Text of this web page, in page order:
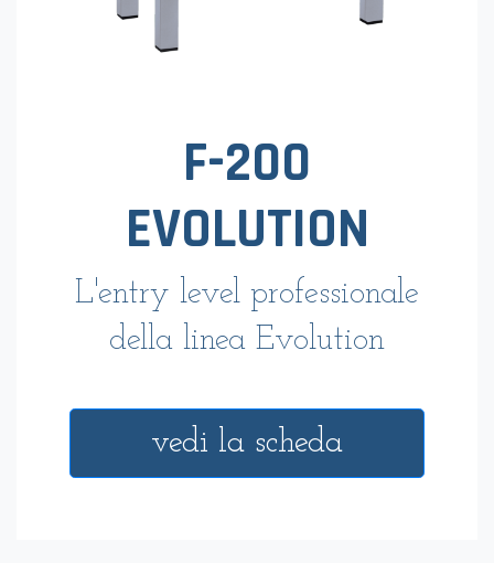
F-200
EVOLUTION
L'entry level professionale
della linea Evolution
vedi la scheda